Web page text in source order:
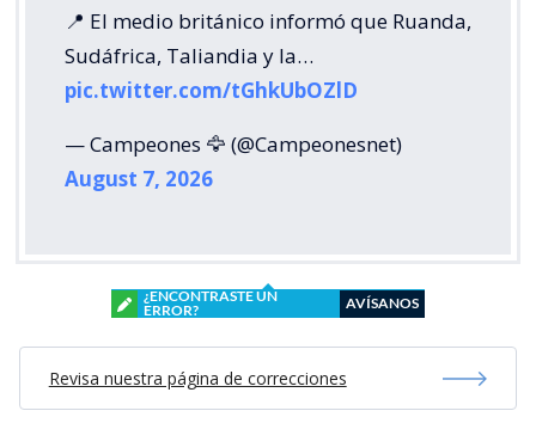
📍 El medio británico informó que Ruanda,
Sudáfrica, Taliandia y la…
pic.twitter.com/tGhkUbOZlD
— Campeones 🦅 (@Campeonesnet)
August 7, 2026
¿ENCONTRASTE UN
ERROR?
AVÍSANOS
Revisa nuestra página de correcciones